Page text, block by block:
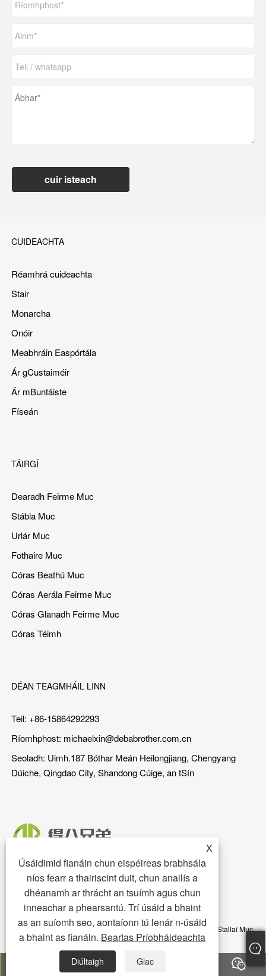
cuir isteach
CUIDEACHTA
Réamhrá cuideachta
Stair
Monarcha
Onóir
Meabhráin Easpórtála
Ár gCustaiméir
Ár mBuntáiste
Físeán
TÁIRGÍ
Dearadh Feirme Muc
Stábla Muc
Urlár Muc
Fothaire Muc
Córas Beathú Muc
Córas Aerála Feirme Muc
Córas Glanadh Feirme Muc
Córas Téimh
DÉAN TEAGMHÁIL LINN
Teil: +86-15864292293
Ríomhphost: michaelxin@debabrother.com.cn
Seoladh: Uimh.187 Bóthar Meán Heilongjiang, Chengyang
Dúiche, Qingdao City, Shandong Cúige, an tSín
Cóipcheart © 2023 Qingdao DEBA Brother Machinery Co.,Ltd. - Stallaí Muc,
X
Úsáidimid fianáin chun eispéireas brabhsála
níos fearr a thairiscint duit, chun anailís a
dhéanamh ar thrácht an tsuímh agus chun
inneachar a phearsantú. Trí úsáid a bhaint
as an suíomh seo, aontaíonn tú lenár n-úsáid
a bhaint as fianáin. Beartas Príobháideachta
Diúltaigh Glac